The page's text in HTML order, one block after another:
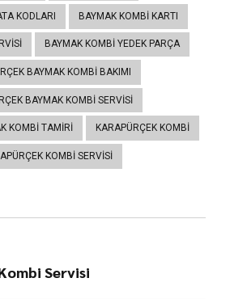
KODLARI BAYMAK KOMBI KARTI
BAYMAK KOMBI YEDEK PARÇA
BAYMAK KOMBI BAKIMI
BAYMAK KOMBI SERVISI
KOMBI TAMIRI KARAPÜRÇEK KOMBI
KOMBI SERVISI
Servisi